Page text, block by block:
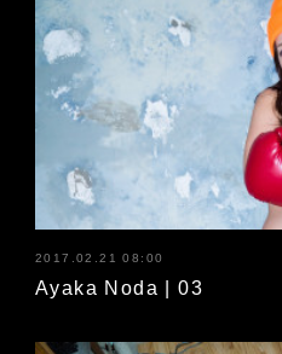
2017.02.21 08:00
Ayaka Noda | 03